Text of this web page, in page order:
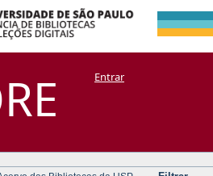
por:
+ CoriscoEntrar